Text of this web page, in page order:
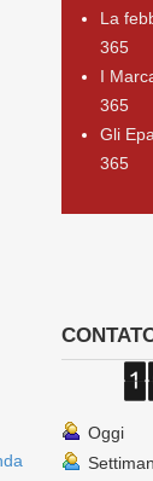
La
365
I
365
Gli
365
Oggi